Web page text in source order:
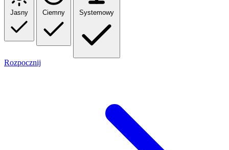
Jasny Ciemny Systemowy
Rozpocznij